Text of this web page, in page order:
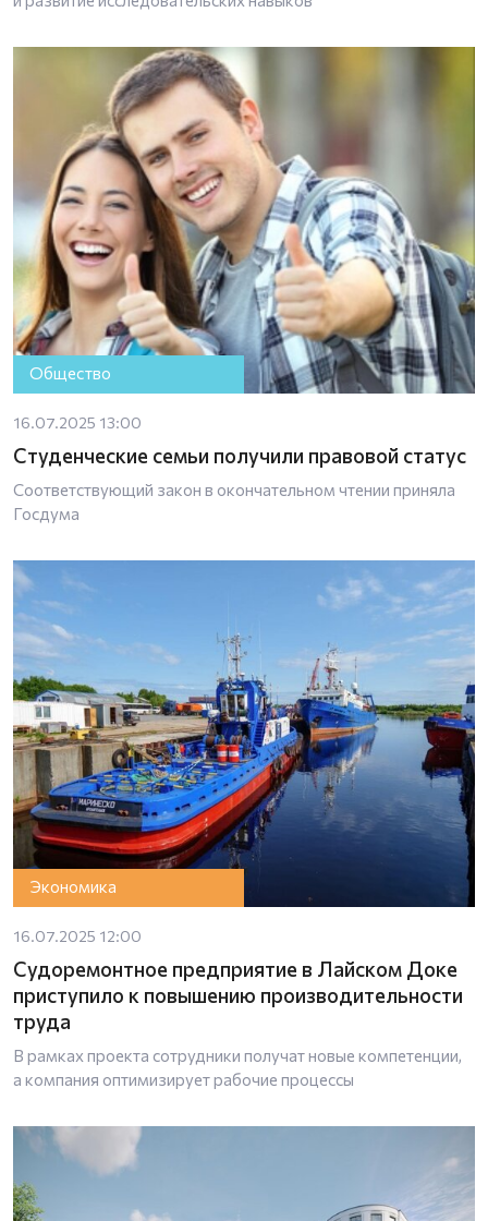
Общество
16.07.2025 13:00
Студенческие семьи получили правовой статус
Соответствующий закон в окончательном чтении приняла
Госдума
Экономика
16.07.2025 12:00
Судоремонтное предприятие в Лайском Доке
приступило к повышению производительности
труда
В рамках проекта сотрудники получат новые компетенции,
а компания оптимизирует рабочие процессы